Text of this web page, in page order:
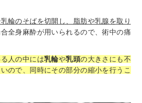
輪のそばを切開し、脂肪や乳腺を取り
全身麻酔が用いられるので、術中の痛
人の中には乳輪や乳頭の大きさにも不
ので、同時にその部分の縮小を行うこ